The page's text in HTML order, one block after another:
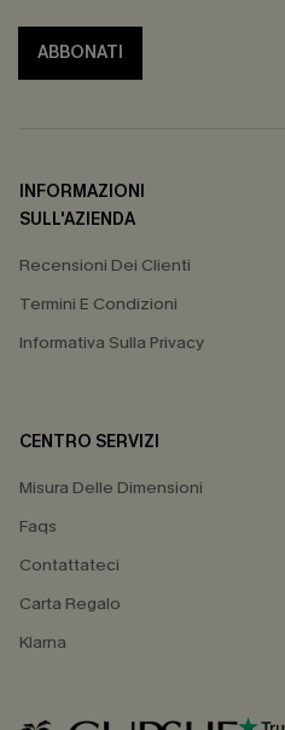
ABBONATI
INFORMAZIONI
SULL'AZIENDA
Recensioni Dei Clienti
Termini E Condizioni
Informativa Sulla Privacy
CENTRO SERVIZI
Misura Delle Dimensioni
Faqs
Contattateci
Carta Regalo
Klarna